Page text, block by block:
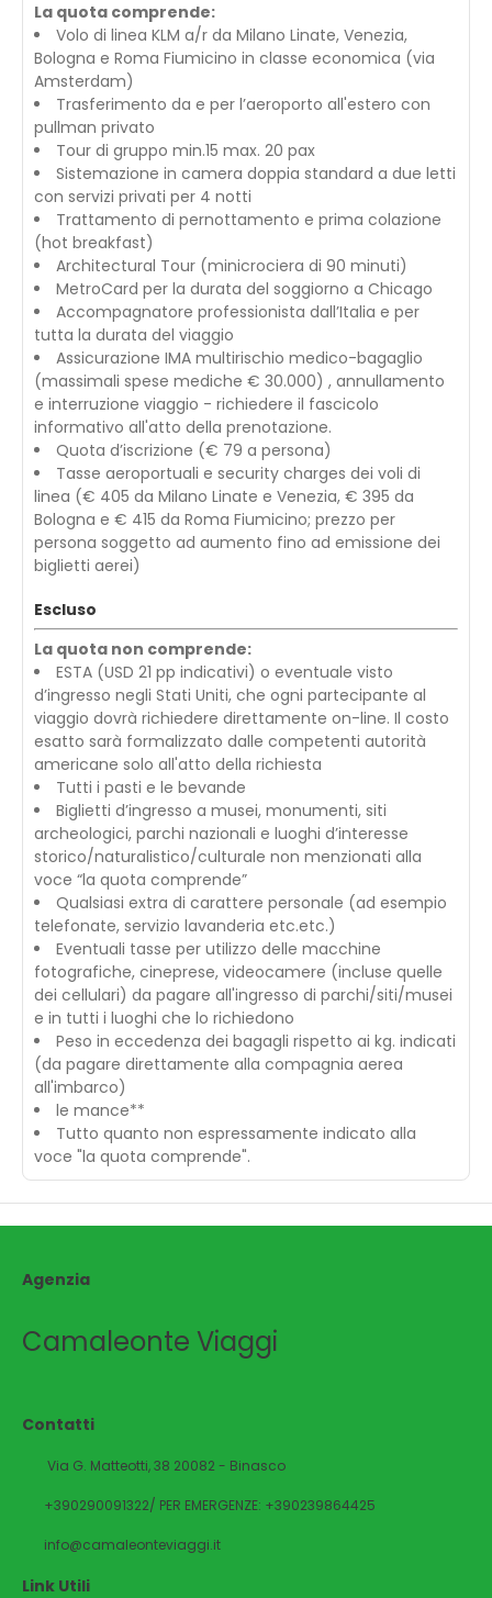
La quota comprende:
Volo di linea KLM a/r da Milano Linate, Venezia,
Bologna e Roma Fiumicino in classe economica (via
Amsterdam)
Trasferimento da e per l’aeroporto all'estero con
pullman privato
Tour di gruppo min.15 max. 20 pax
Sistemazione in camera doppia standard a due letti
con servizi privati per 4 notti
Trattamento di pernottamento e prima colazione
(hot breakfast)
Architectural Tour (minicrociera di 90 minuti)
MetroCard per la durata del soggiorno a Chicago
Accompagnatore professionista dall’Italia e per
tutta la durata del viaggio
Assicurazione IMA multirischio medico-bagaglio
(massimali spese mediche € 30.000) , annullamento
e interruzione viaggio - richiedere il fascicolo
informativo all'atto della prenotazione.
Quota d’iscrizione (€ 79 a persona)
Tasse aeroportuali e security charges dei voli di
linea (€ 405 da Milano Linate e Venezia, € 395 da
Bologna e € 415 da Roma Fiumicino; prezzo per
persona soggetto ad aumento fino ad emissione dei
biglietti aerei)
Escluso
La quota non comprende:
ESTA (USD 21 pp indicativi) o eventuale visto
d’ingresso negli Stati Uniti, che ogni partecipante al
viaggio dovrà richiedere direttamente on-line. Il costo
esatto sarà formalizzato dalle competenti autorità
americane solo all'atto della richiesta
Tutti i pasti e le bevande
Biglietti d’ingresso a musei, monumenti, siti
archeologici, parchi nazionali e luoghi d’interesse
storico/naturalistico/culturale non menzionati alla
voce “la quota comprende”
Qualsiasi extra di carattere personale (ad esempio
telefonate, servizio lavanderia etc.etc.)
Eventuali tasse per utilizzo delle macchine
fotografiche, cineprese, videocamere (incluse quelle
dei cellulari) da pagare all'ingresso di parchi/siti/musei
e in tutti i luoghi che lo richiedono
Peso in eccedenza dei bagagli rispetto ai kg. indicati
(da pagare direttamente alla compagnia aerea
all'imbarco)
le mance**
Tutto quanto non espressamente indicato alla
voce "la quota comprende".
Agenzia
Camaleonte Viaggi
Contatti
Via G. Matteotti, 38 20082 - Binasco
+390290091322/ PER EMERGENZE: +390239864425
info@camaleonteviaggi.it
Link Utili